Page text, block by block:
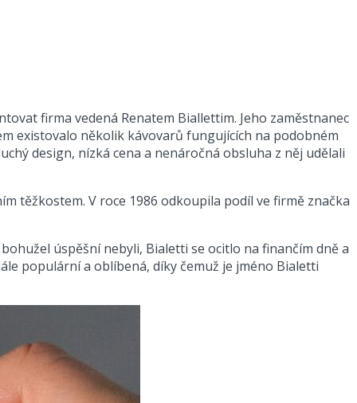
firma vedená Renatem Biallettim. Jeho zaměstnanec
existovalo několik kávovarů fungujících na podobném
design, nízká cena a nenáročná obsluha z něj udělali
těžkostem. V roce 1986 odkoupila podíl ve firmě značka
úspěšní nebyli, Bialetti se ocitlo na finančím dně a
populární a oblíbená, díky čemuž je jméno Bialetti